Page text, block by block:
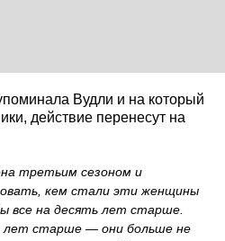
Вудли и на который
действие перенесут на
третьим сезоном и
кем стали эти женщины
все на десять лет старше.
старше — они больше не